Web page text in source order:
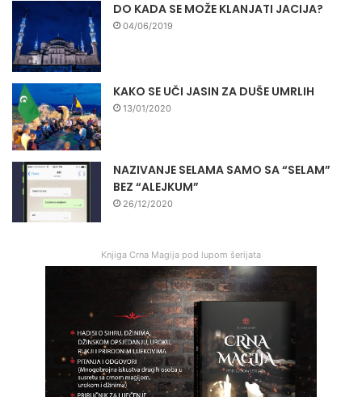
DO KADA SE MOŽE KLANJATI JACIJA?
04/06/2019
KAKO SE UČI JASIN ZA DUŠE UMRLIH
13/01/2020
NAZIVANJE SELAMA SAMO SA “SELAM”
BEZ “ALEJKUM”
26/12/2020
Knjiga Crna Magija pod lupom šerijata